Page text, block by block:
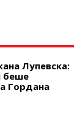
Лупевска:
беше
Гордана